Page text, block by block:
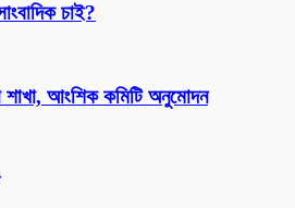
চাই?
শাখা, আংশিক কমিটি অনুমোদন